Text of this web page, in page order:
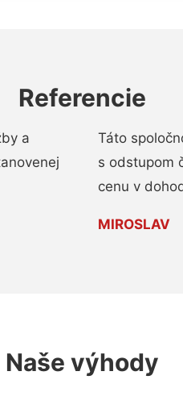
Referencie
a
Táto
s odstupom
cenu v
MIROSLAV
Naše výhody